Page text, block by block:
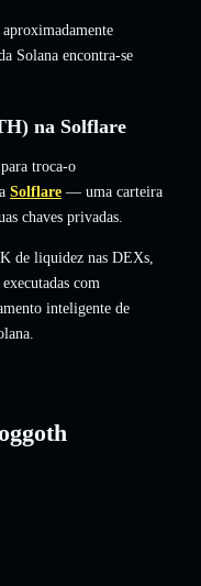
Solana encontra-se
na Solflare
troca-o
Solflare — uma carteira
chaves privadas.
de liquidez nas DEXs,
com
inteligente de